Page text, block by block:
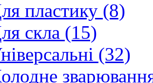
пластику (8)
скла (15)
(32)